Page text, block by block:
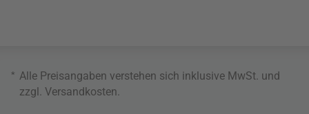
* Alle Preisangaben verstehen sich inklusive MwSt. und
zzgl. Versandkosten